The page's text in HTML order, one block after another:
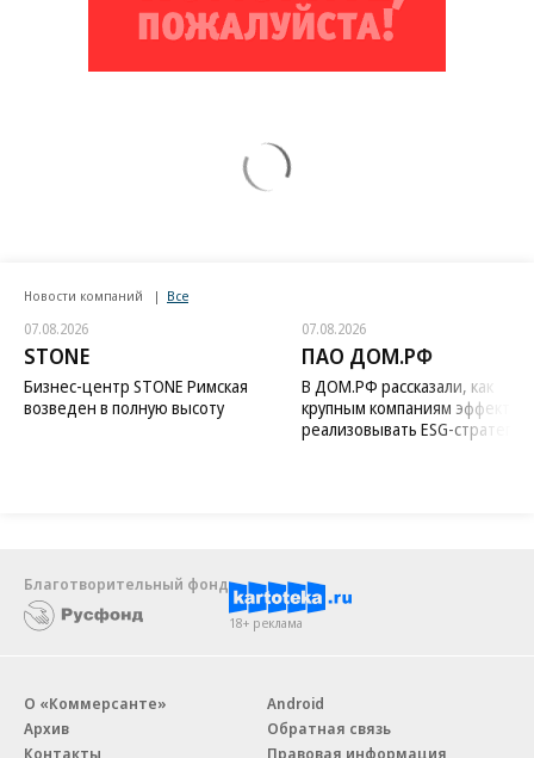
Новости компаний Все
07.08.2026
STONE
Бизнес-центр STONE Римская
возведен в полную высоту
07.08.2026
ПАО ДОМ.РФ
В ДОМ.РФ рассказали, как
крупным компаниям
реализовывать ESG-стратегию
Благотворительный фонд
18+ реклама
О «Коммерсанте»
Архив
Контакты
Android
Обратная связь
Правовая информация